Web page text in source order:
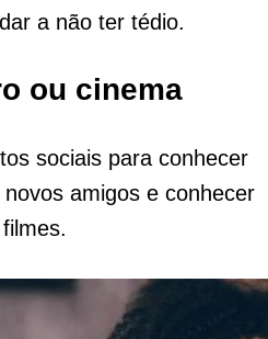
a não ter tédio.
ou cinema
sociais para conhecer
amigos e conhecer